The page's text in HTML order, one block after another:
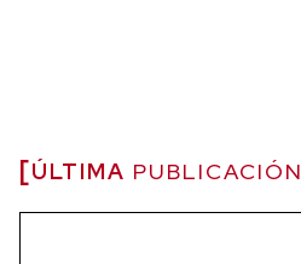
ÚLTIMA PUBLICACIÓN